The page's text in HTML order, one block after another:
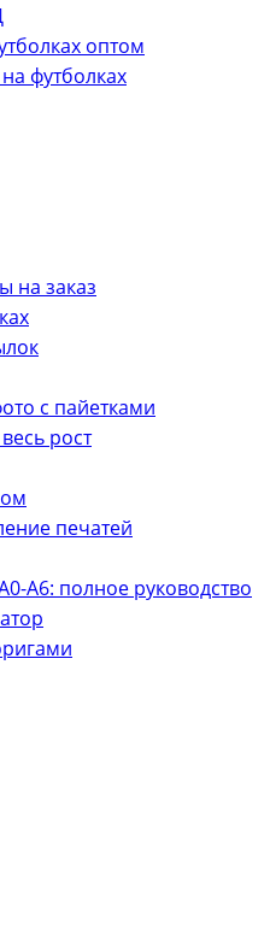
оптом
футболках
на заказ
с пайетками
рост
печатей
А6: полное руководство